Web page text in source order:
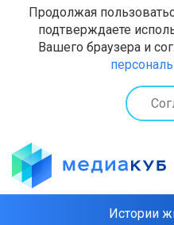
Продолжая
подтверждаете
Вашего браузера и
Истории